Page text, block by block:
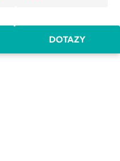
DOTAZY